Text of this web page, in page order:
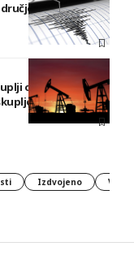
istočno od
od 3,20 KM,
Izdvojeno